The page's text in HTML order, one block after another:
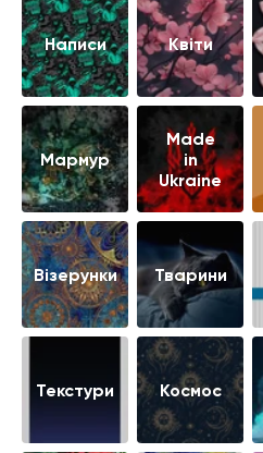
Написи Квіти
Мармур
Made
in
Ukraine
Візерунки Тварини
Текстури Космос